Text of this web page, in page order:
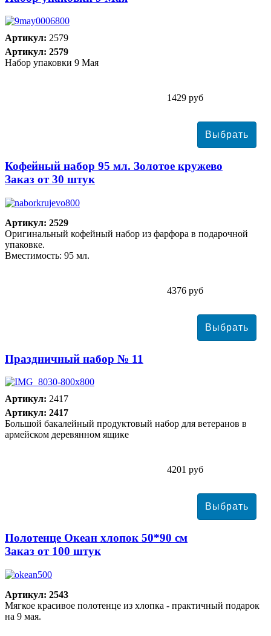
Артикул: 2579
Артикул: 2579
Набор упаковки 9 Мая
1429 руб
Кофейный набор 95 мл. Золотое кружево
Заказ от 30 штук
Артикул: 2529
Оригинальный кофейный набор из фарфора в подарочной
упаковке.
Вместимость: 95 мл.
4376 руб
Праздничный набор № 11
Артикул: 2417
Артикул: 2417
Большой бакалейный продуктовый набор для ветеранов в
армейском деревянном ящике
4201 руб
Полотенце Океан хлопок 50*90 см
Заказ от 100 штук
Артикул: 2543
Мягкое красивое полотенце из хлопка - практичный подарок
на 9 мая.